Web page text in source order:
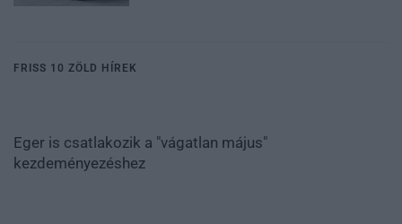
FRISS 10 ZÖLD HÍREK
Eger is csatlakozik a "vágatlan május"
kezdeményezéshez